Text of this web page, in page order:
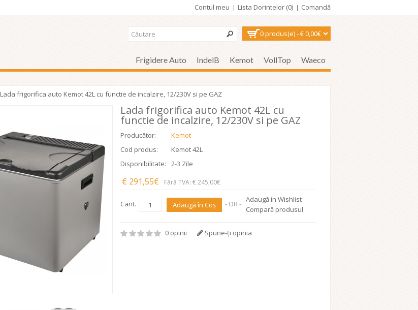
Contul meu Lista Dorintelor (0) Comandă
0 produs(e) - € 0,00€
Frigidere Auto IndelB Kemot VollTop Waeco
Lada frigorifica auto Kemot 42L cu functie de incalzire, 12/230V si pe GAZ
Lada frigorifica auto Kemot 42L cu
functie de incalzire, 12/230V si pe GAZ
Producător:
Kemot
Cod produs:
Kemot 42L
Disponibilitate:
2-3 Zile
€ 291,55€ Fără TVA: € 245,00€
Cant. Adaugă în Coş - OR - Adaugă in Wishlist
Compară produsul
0 opinii Spune-ţi opinia